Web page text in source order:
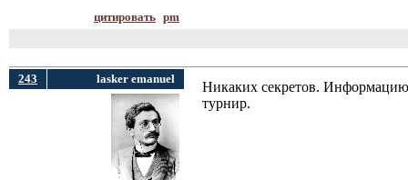
цитировать pm
243 lasker emanuel
Никаких секретов. Информацию
турнир.